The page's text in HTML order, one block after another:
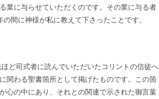
業に与らせていただくのです。その業に与る者
間に神様が私に教えて下さったことです。
ど司式者に読んでいただいたコリントの信徒へ
関わる聖書箇所として掲げたものです。この箇
心の中にあり、それとの関連で示された御言葉